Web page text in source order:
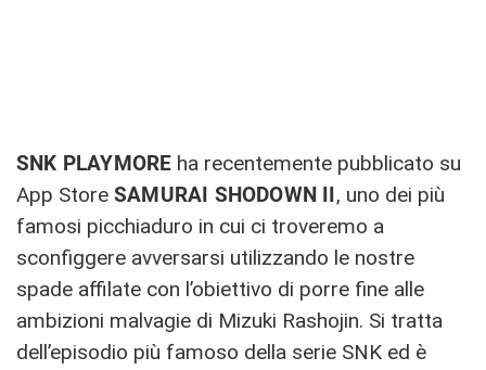
SNK PLAYMORE ha recentemente pubblicato su
App Store SAMURAI SHODOWN II, uno dei più
famosi picchiaduro in cui ci troveremo a
sconfiggere avversarsi utilizzando le nostre
spade affilate con l’obiettivo di porre fine alle
ambizioni malvagie di Mizuki Rashojin. Si tratta
dell’episodio più famoso della serie SNK ed è